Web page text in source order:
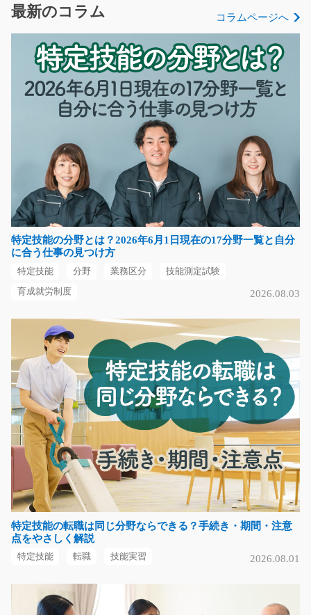
えて、パレットに移…
時給1200円～
栃木県下野市
気になる
介護職員/t03_01053
★☆長期安定でしっかり働きたい方にピッタリ☆★ 経
験・笑顔・人柄重視(*^…
長期（3ヶ月以上）
時給1150円～1438円
熊本県熊本市北区
気になる
電線・ケーブルの積込作業/g05_01111
NEW 急募
＼フォークリフト免許を活かして働ける／ 電線やケーブ
ルを取り扱う工場で…
長期（3ヶ月以上）
時給1,700円
神奈川県伊勢原市
気になる
組立スタッフ 工事現場などで使う防音板/y11_00
345
急募
教えてくれるので未経…
長期（3ヶ月以上）
最新のコラム コラムページへ
特定技能の分野とは？2026年6月1日現在の17分野一覧と自分
に合う仕事の見つけ方
特定技能 分野 業務区分 技能測定試験
育成就労制度 2026.08.03
特定技能の転職は同じ分野ならできる？手続き・期間・注意
点をやさしく解説
特定技能 転職 技能実習 2026.08.01